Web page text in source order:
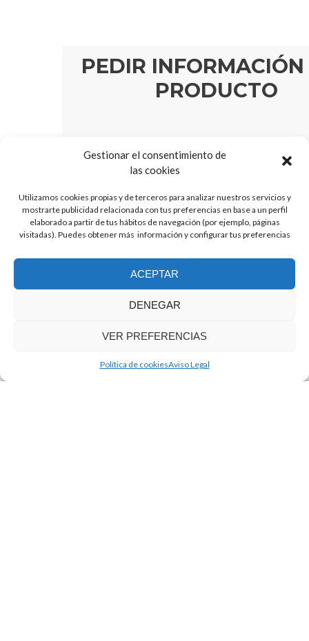
Gestionar el consentimiento de
las cookies
Utilizamos cookies propias y de terceros para analizar nuestros servicios y
mostrarte publicidad relacionada con tus preferencias en base a un perfil
elaborado a partir de tus hábitos de navegación (por ejemplo, páginas
visitadas). Puedes obtener más información y configurar tus preferencias
ACEPTAR
DENEGAR
VER PREFERENCIAS
Política de cookiesAviso Legal
PEDIR
PRODUCTO
Nombre: *
E-mail: *